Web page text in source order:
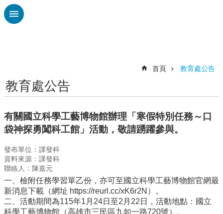
跳到主要內容區塊
認
廣
興
刊
專
欄
校
園
動
首頁 教育處公告
教育處公告
有關國立科學工藝博物館辦理「寒假特別任務～口
袋神探勇闖科工館」活動，敬請踴躍參與。
發布單位：課發科
資料來源：課發科
聯絡人：陳嘉元
一、檢附任務學習單乙份，亦可至國立科學工藝博物館官網最
新消息下載（網址 https://reurl.cc/xK6r2N）。
二、活動期間為115年1月24日至2月22日，活動地點：國立
科學工藝博物館（高雄市三民區九如一路720號）。